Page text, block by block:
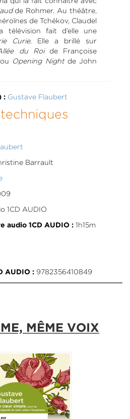
de Rohmer. Au théâtre,
de Tchékov, Claudel
télévision fait d’elle une
Curie. Elle a brillé sur
du Roide Françoise
Opening Nightde John
: Gustave Flaubert
Barrault
1CD AUDIO
audio 1CD AUDIO :1h15m
AUDIO :9782356410849
MÊME VOIX